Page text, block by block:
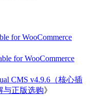
for WooCommerce
for WooCommerce
CMS v4.9.6（核心插
与正版选购》